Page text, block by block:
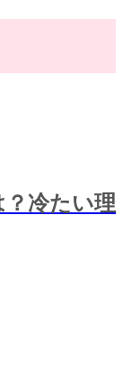
冷たい理